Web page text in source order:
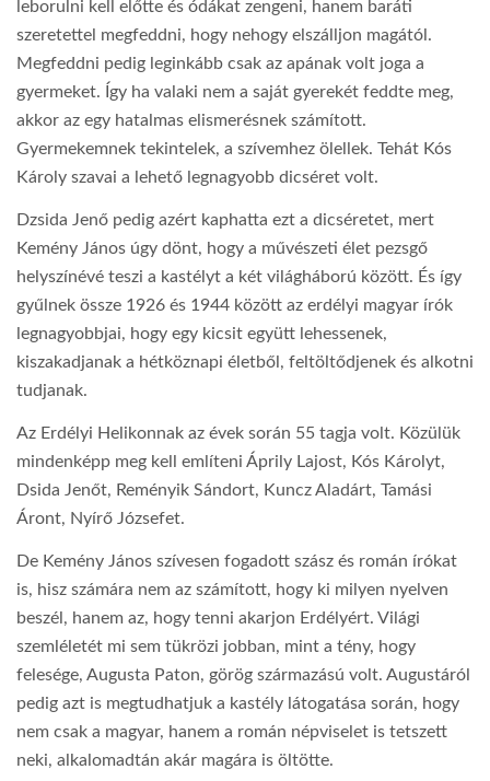
leborulni kell előtte és ódákat zengeni, hanem baráti
szeretettel megfeddni, hogy nehogy elszálljon magától.
Megfeddni pedig leginkább csak az apának volt joga a
gyermeket. Így ha valaki nem a saját gyerekét feddte meg,
akkor az egy hatalmas elismerésnek számított.
Gyermekemnek tekintelek, a szívemhez ölellek. Tehát Kós
Károly szavai a lehető legnagyobb dicséret volt.
Dzsida Jenő pedig azért kaphatta ezt a dicséretet, mert
Kemény János úgy dönt, hogy a művészeti élet pezsgő
helyszínévé teszi a kastélyt a két világháború között. És így
gyűlnek össze 1926 és 1944 között az erdélyi magyar írók
legnagyobbjai, hogy egy kicsit együtt lehessenek,
kiszakadjanak a hétköznapi életből, feltöltődjenek és alkotni
tudjanak.
Az Erdélyi Helikonnak az évek során 55 tagja volt. Közülük
mindenképp meg kell említeni Áprily Lajost, Kós Károlyt,
Dsida Jenőt, Reményik Sándort, Kuncz Aladárt, Tamási
Áront, Nyírő Józsefet.
De Kemény János szívesen fogadott szász és román írókat
is, hisz számára nem az számított, hogy ki milyen nyelven
beszél, hanem az, hogy tenni akarjon Erdélyért. Világi
szemléletét mi sem tükrözi jobban, mint a tény, hogy
felesége, Augusta Paton, görög származású volt. Augustáról
pedig azt is megtudhatjuk a kastély látogatása során, hogy
nem csak a magyar, hanem a román népviselet is tetszett
neki, alkalomadtán akár magára is öltötte.